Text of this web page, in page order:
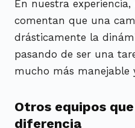
En nuestra
comentan que una
drásticamente la
pasando de ser una
mucho más manejable
Otros equipos
diferencia